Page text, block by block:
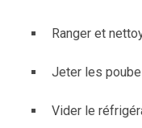
Ranger et
Jeter les
Vider le